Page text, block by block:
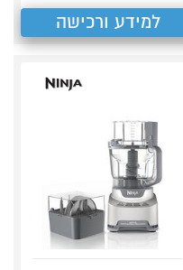
למידע ורכישה